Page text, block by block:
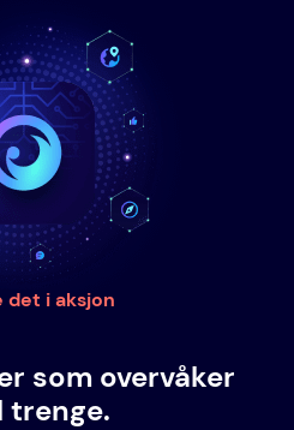
det i aksjon
som overvåker
trenge.